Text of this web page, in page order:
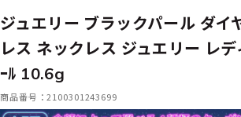
ジュエリー ブラックパール ダイ
レス ネックレス ジュエリー レデ
ｰﾙ 10.6g
商品番号：2100301243699